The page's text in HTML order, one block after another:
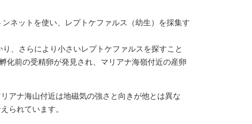
ネットを使い、レプトケファルス（幼生）を採集す
、さらにより小さいレプトケファルスを探すこと
化前の受精卵が発見され、マリアナ海嶺付近の産卵
アナ海山付近は地磁気の強さと向きが他とは異な
られています。